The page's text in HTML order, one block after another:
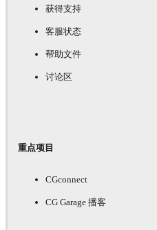
获得支持
客服状态
帮助文件
讨论区
重点项目
CGconnect
CG Garage 播客